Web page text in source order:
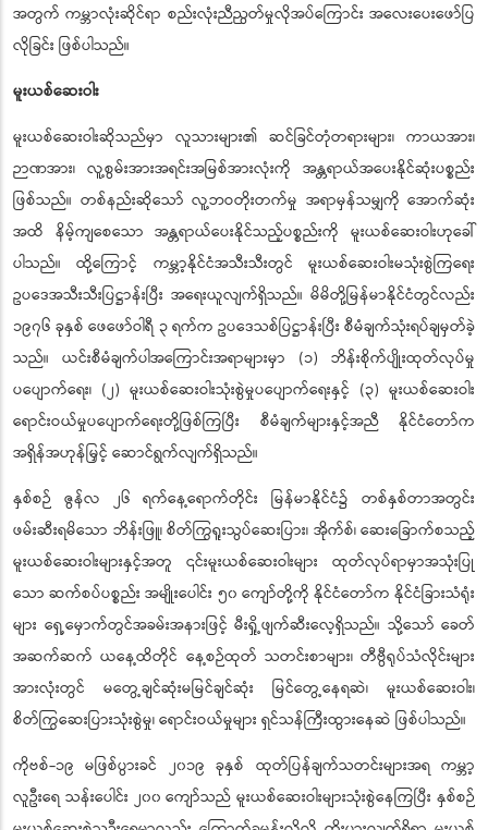
အတွက် ကမ္ဘာလုံးဆိုင်ရာ စည်းလုံးညီညွတ်မှုလိုအပ်ကြောင်း အလေးပေးဖော်ပြ
လိုခြင်း ဖြစ်ပါသည်။
မူးယစ်ဆေးဝါး
မူးယစ်ဆေးဝါးဆိုသည်မှာ လူသားများ၏ ဆင်ခြင်တုံတရားများ၊ ကာယအား၊
ဉာဏအား၊ လူ့စွမ်းအားအရင်းအမြစ်အားလုံးကို အန္တရာယ်အပေးနိုင်ဆုံးပစ္စည်း
ဖြစ်သည်။ တစ်နည်းဆိုသော် လူ့ဘဝတိုးတက်မှု အရာမှန်သမျှကို အောက်ဆုံး
အထိ နိမ့်ကျစေသော အန္တရာယ်ပေးနိုင်သည့်ပစ္စည်းကို မူးယစ်ဆေးဝါးဟုခေါ်
ပါသည်။ ထို့ကြောင့် ကမ္ဘာ့နိုင်ငံအသီးသီးတွင် မူးယစ်ဆေးဝါးမသုံးစွဲကြရေး
ဥပဒေအသီးသီးပြဋ္ဌာန်းပြီး အရေးယူလျက်ရှိသည်။ မိမိတို့မြန်မာနိုင်ငံတွင်လည်း
၁၉၇၆ ခုနှစ် ဖေဖော်ဝါရီ ၃ ရက်က ဥပဒေသစ်ပြဋ္ဌာန်းပြီး စီမံချက်သုံးရပ်ချမှတ်ခဲ့
သည်။ ယင်းစီမံချက်ပါအကြောင်းအရာများမှာ (၁) ဘိန်းစိုက်ပျိုးထုတ်လုပ်မှု
ပပျောက်ရေး၊ (၂) မူးယစ်ဆေးဝါးသုံးစွဲမှုပပျောက်ရေးနှင့် (၃) မူးယစ်ဆေးဝါး
ရောင်းဝယ်မှုပပျောက်ရေးတို့ဖြစ်ကြပြီး စီမံချက်များနှင့်အညီ နိုင်ငံတော်က
အရှိန်အဟုန်မြှင့် ဆောင်ရွက်လျက်ရှိသည်။
နှစ်စဉ် ဇွန်လ ၂၆ ရက်နေ့ရောက်တိုင်း မြန်မာနိုင်ငံ၌ တစ်နှစ်တာအတွင်း
ဖမ်းဆီးရမိသော ဘိန်းဖြူ၊ စိတ်ကြွရူးသွပ်ဆေးပြား၊ အိုက်စ်၊ ဆေးခြောက်စသည့်
မူးယစ်ဆေးဝါးများနှင့်အတူ ၎င်းမူးယစ်ဆေးဝါးများ ထုတ်လုပ်ရာမှာအသုံးပြု
သော ဆက်စပ်ပစ္စည်း အမျိုးပေါင်း ၅၀ ကျော်တို့ကို နိုင်ငံတော်က နိုင်ငံခြားသံရုံး
များ ရှေ့မှောက်တွင်အခမ်းအနားဖြင့် မီးရှို့ဖျက်ဆီးလေ့ရှိသည်။ သို့သော် ခေတ်
အဆက်ဆက် ယနေ့ထိတိုင် နေ့စဉ်ထုတ် သတင်းစာများ၊ တီဗွီရုပ်သံလိုင်းများ
အားလုံးတွင် မတွေ့ချင်ဆုံးမမြင်ချင်ဆုံး မြင်တွေ့နေရဆဲ၊ မူးယစ်ဆေးဝါး၊
စိတ်ကြွဆေးပြားသုံးစွဲမှု၊ ရောင်းဝယ်မှုများ ရှင်သန်ကြီးထွားနေဆဲ ဖြစ်ပါသည်။
ကိုဗစ်-၁၉ မဖြစ်ပွားခင် ၂၀၁၉ ခုနှစ် ထုတ်ပြန်ချက်သတင်းများအရ ကမ္ဘာ့
လူဦးရေ သန်းပေါင်း ၂၀၀ ကျော်သည် မူးယစ်ဆေးဝါးများသုံးစွဲနေကြပြီး နှစ်စဉ်